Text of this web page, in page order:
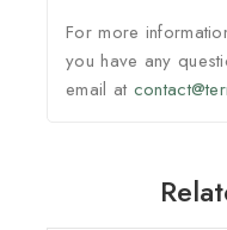
For more
you have any
email at